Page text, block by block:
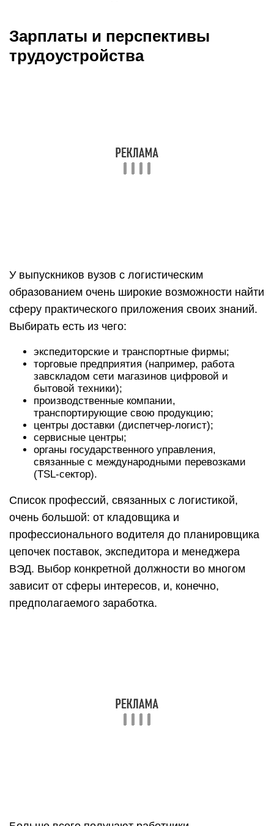
Зарплаты и перспективы
трудоустройства
экспедиторские и транспортные фирмы;
торговые предприятия (например, работа
связанные с международными перевозками
(TSL-сектор).
Список профессий, связанных с логистикой,
очень большой: от кладовщика и
цепочек поставок, экспедитора и менеджера
ВЭД. Выбор конкретной должности во многом
зависит от сферы интересов, и, конечно,
предполагаемого заработка.
Больше всего получают работники
логистических систем Тюменской области, – их
усредненный заработок составляет 71 778 руб.
(по данным Trud.com). Чуть меньше платят в
Крыму (53 263 руб.) и Московской области
(50 537 руб.). В среднем же по РФ стоимость
труда логиста оценивают в 40–75 тыс. руб.
Больше получают начальники логистических
отделов крупных предприятий – 75–100 тыс. руб.
в месяц. Те из них, кто отлично справляется с
плановыми показателями, смело могут
скромные предложения с зарплатой в 21 900
руб. Все зависит от региональной